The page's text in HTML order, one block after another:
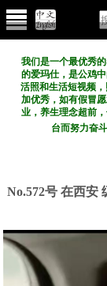
我们是一个最优秀
的爱玛仕，是公鸡
活照和生活短视频
加优秀，如有假冒
业，养生理念超前
台而努力奋
No.572号 在西安